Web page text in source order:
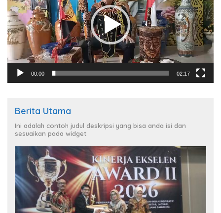
00:00 02:17
Berita Utama
Ini adalah contoh judul deskripsi yang bisa anda isi dan
sesuaikan pada widget